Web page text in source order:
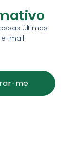
últimas
mail!